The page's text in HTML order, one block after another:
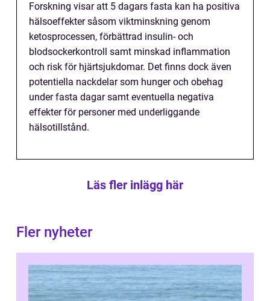
Forskning visar att 5 dagars fasta kan ha positiva
hälsoeffekter såsom viktminskning genom
ketosprocessen, förbättrad insulin- och
blodsockerkontroll samt minskad inflammation
och risk för hjärtsjukdomar. Det finns dock även
potentiella nackdelar som hunger och obehag
under fasta dagar samt eventuella negativa
effekter för personer med underliggande
hälsotillstånd.
Läs fler inlägg här
Fler nyheter